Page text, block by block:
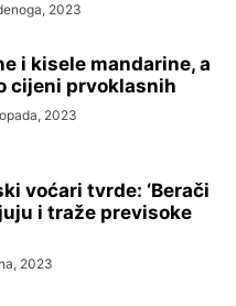
2023
i kisele mandarine, a
cijeni prvoklasnih
2023
voćari tvrde: ‘Berači
i traže previsoke
2023